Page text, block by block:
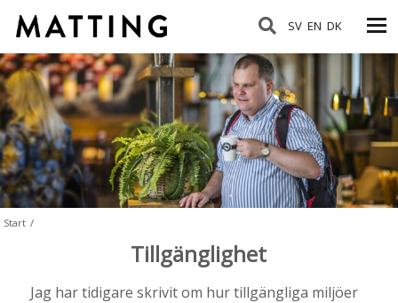
SV EN DK
Start /
Tillgänglighet
Jag har tidigare skrivit om hur tillgängliga miljöer